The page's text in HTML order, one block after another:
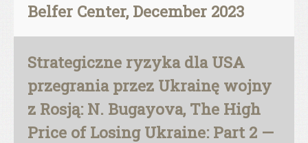
Belfer Center, December 2023
Strategiczne ryzyka dla USA
przegrania przez Ukrainę wojny
z Rosją: N. Bugayova, The High
Price of Losing Ukraine: Part 2 —